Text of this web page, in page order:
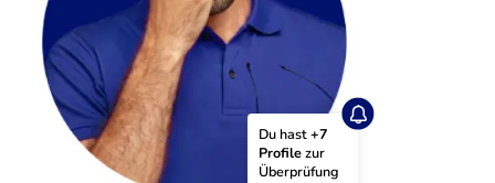
Du hast +7
Profile zur
Überprüfung